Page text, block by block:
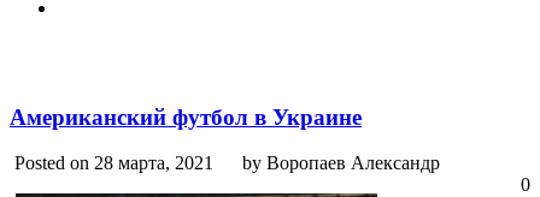
Американский футбол в Украине
Posted on 28 марта, 2021
by Воропаев Александр
0